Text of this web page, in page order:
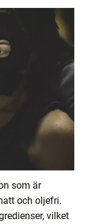
som är
och oljefri.
vilket